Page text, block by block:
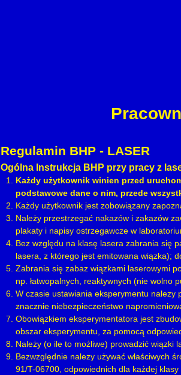
Regulamin BHP - LASER
Ogólna Instrukcja BHP przy pracy z
Każdy użytkownik winien przed
podstawowe dane o nim, przede
Każdy użytkownik jest zobowiązany
Należy przestrzegać nakazów i zakazów
plakaty i napisy ostrzegawcze w
Bez względu na klasę lasera zabrania się
lasera, z którego jest emitowana wiązka);
Zabrania się zabaz wiązkami laserowymi
np. łatwopalnych, reaktywnych (nie wolno
W czasie ustawiania eksperymentu nalezy
znacznie niebezpieczeństwo
Obowiązkiem eksperymentatora jest
obszar eksperymentu, za pomocą
Należy (o ile to możliwe) prowadzić wiązki
Bezwzględnie nalezy używać właściwych
91/T-06700, odpowiednich dla każdej klasy